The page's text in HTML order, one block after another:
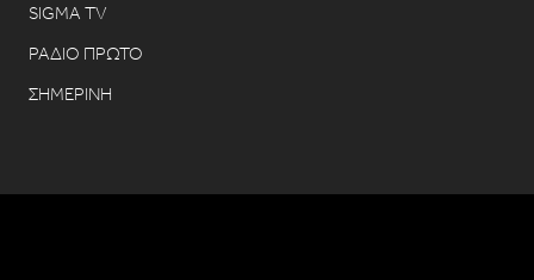
SIGMA TV
ΡΑΔΙΟ ΠΡΩΤΟ
ΣΗΜΕΡΙΝΗ